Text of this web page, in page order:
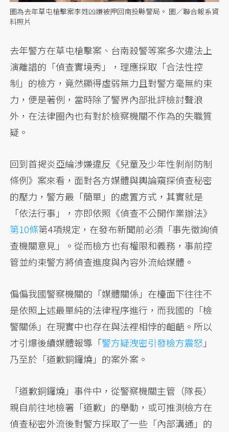
圖為去年草屯槍擊案李姓凶嫌被押回南投縣警局。 圖／聯合報系資
料照片
去年警方在草屯槍擊案、台南殺警等案多次違法上
演離譜的「偵查實境秀」，理應採取「合法性控
制」的檢方，竟然顯得虛弱無力且對警方毫無約束
力，便是著例，當時除了警界內部批評檢討聲浪
外，在法律圈內也有對於檢察機關不作為的失職質
疑。
回到首揭炎亞綸涉嫌違反《兒童及少年性剝削防制
條例》案來看，面對各方媒體與輿論窺探偵查秘密
的壓力，警方最「簡單」的處置方式，其實就是
「依法行事」，亦即依照《偵查不公開作業辦法》
第10條第4項規定，在發布新聞前必須「事先徵詢偵
查機關意見」。從而檢方也有權限和義務，事前控
管並約束警方將偵查進度與內容外流給媒體。
偏偏我國警察機關的「媒體關係」在檯面下往往不
是依照上述最單純的法律程序進行，而我國的「檢
警關係」在現實中也存在與法裡相悖的齟齬。所以
才引爆後續媒體報導「警方疑洩密引發檢方震怒 」
乃至於「道歉銅鑼燒」的案外案。
「道歉銅鑼燒」事件中，從警察機關主管（隊長）
親自前往地檢署「道歉」的舉動，或可推測檢方在
偵查秘密外流後對警方採取了一些「內部溝通」的